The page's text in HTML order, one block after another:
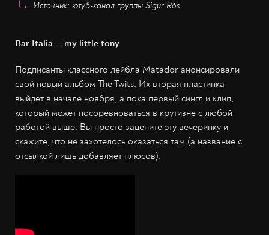
Источник: ютуб-канал группы Sigur Rós
Bar Italia — my little tony
Подписанты классного лейбла Matador анонсировали
свой новый альбом The Twits. Их вторая пластинка
выйдет в начале ноября, а пока первый сингл и клип,
который может посоревноваться в крутизне с любой
работой выше. Вы просто зацените эту вечеринку и
скажите, что не захотелось оказаться там (а название с
отсылкой лишь добавляет плюсов).